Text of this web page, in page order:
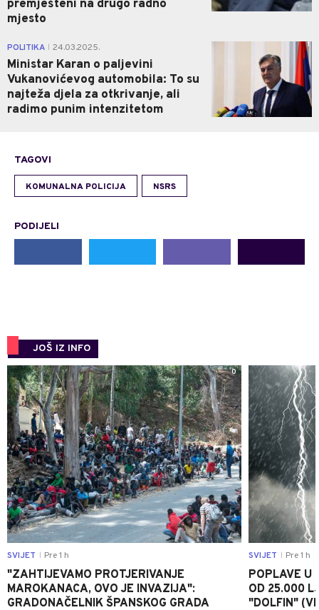
premješteni na drugo radno
mjesto
POLITIKA 24.03.2025.
Ministar Karan o paljevini
Vukanovićevog automobila: To su
najteža djela za otkrivanje, ali
radimo punim intenzitetom
1
TAGOVI
KOMUNALNA POLICIJA NSRS
PODIJELI
JOŠ IZ INFO
0
SVIJET Pre 1 h
"ZAHTIJEVAMO PROTJERIVANJE
MAROKANACA, OVO JE INVAZIJA":
GRADONAČELNIK ŠPANSKOG GRADA
SVIJET Pre 1 h
POPLAVE U
OD 25.000
"DOLFIN"